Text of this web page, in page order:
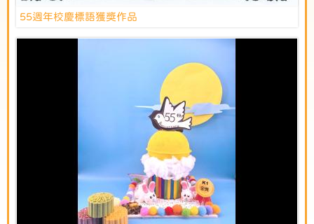
55週年校慶標語獲獎作品